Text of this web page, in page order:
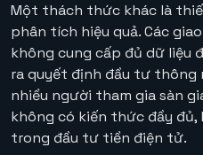
Một thách thức khác là
phân tích hiệu quả. Các
không cung cấp đủ dữ liệu
ra quyết định đầu tư thông
nhiều người tham gia sàn
không có kiến thức đầy
trong đầu tư tiền điện tử.